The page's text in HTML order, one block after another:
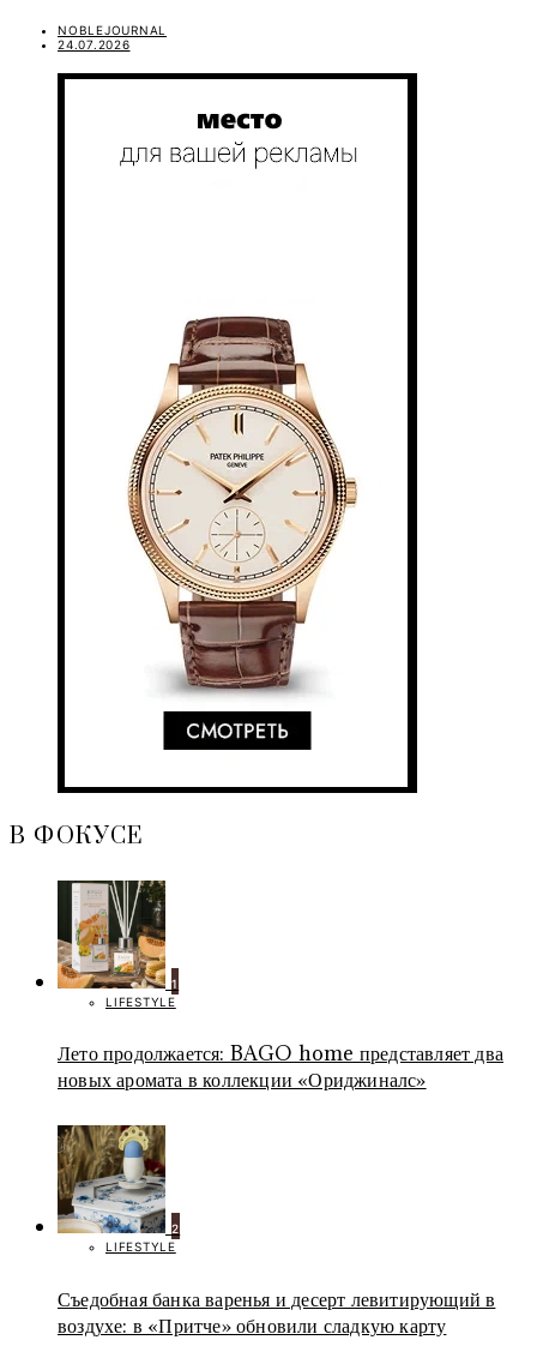
NOBLEJOURNAL
24.07.2026
В ФОКУСЕ
1
LIFESTYLE
Лето продолжается: BAGO home представляет два
новых аромата в коллекции «Ориджиналс»
2
LIFESTYLE
Съедобная банка варенья и десерт левитирующий в
воздухе: в «Притче» обновили сладкую карту